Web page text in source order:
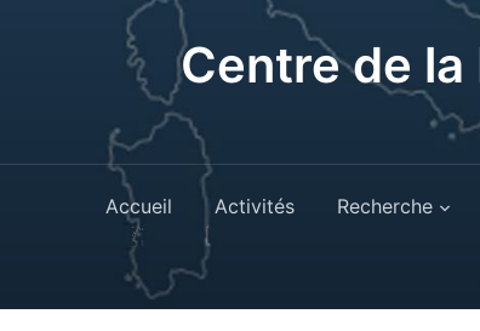
Centre de
Accueil Activités Recherche